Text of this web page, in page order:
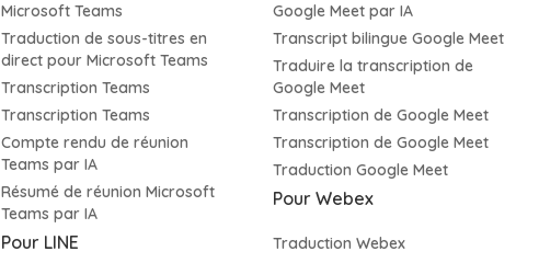
Microsoft Teams
Traduction de sous-titres en
direct pour Microsoft Teams
Transcription Teams
Transcription Teams
Compte rendu de réunion
Teams par IA
Résumé de réunion Microsoft
Teams par IA
Pour LINE
Google Meet par IA
Transcript bilingue Google Meet
Traduire la transcription de
Google Meet
Transcription de Google Meet
Transcription de Google Meet
Traduction Google Meet
Pour Webex
Traduction Webex